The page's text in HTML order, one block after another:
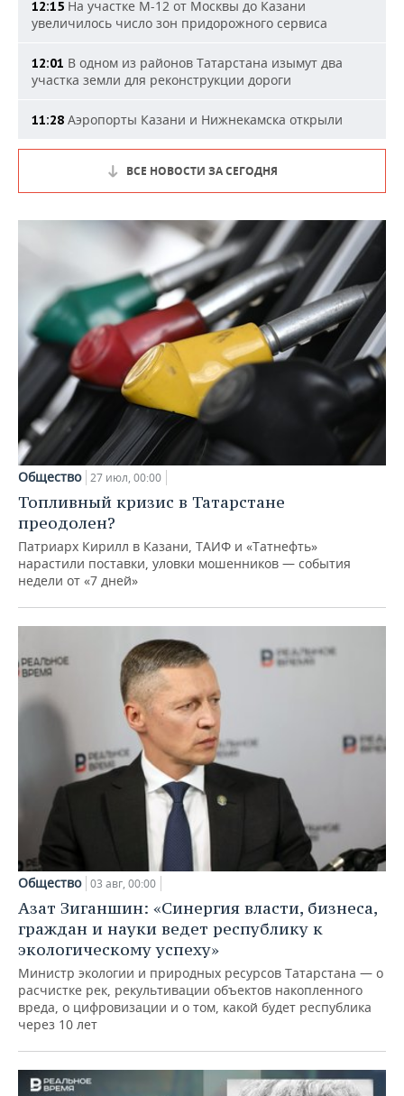
12:15 На участке М-12 от Москвы до Казани
увеличилось число зон придорожного сервиса
12:01 В одном из районов Татарстана изымут два
участка земли для реконструкции дороги
11:28 Аэропорты Казани и Нижнекамска открыли
ВСЕ НОВОСТИ ЗА СЕГОДНЯ
Общество 27 июл, 00:00
Топливный кризис в Татарстане
преодолен?
Патриарх Кирилл в Казани, ТАИФ и «Татнефть»
нарастили поставки, уловки мошенников — события
недели от «7 дней»
Общество 03 авг, 00:00
Азат Зиганшин: «Синергия власти, бизнеса,
граждан и науки ведет республику к
экологическому успеху»
Министр экологии и природных ресурсов Татарстана — о
расчистке рек, рекультивации объектов накопленного
вреда, о цифровизации и о том, какой будет республика
через 10 лет